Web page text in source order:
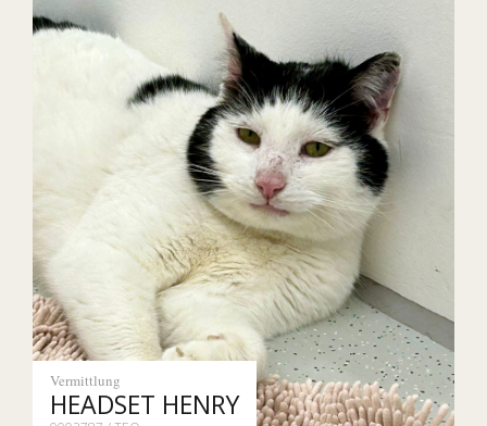
Vermittlung
HEADSET HENRY